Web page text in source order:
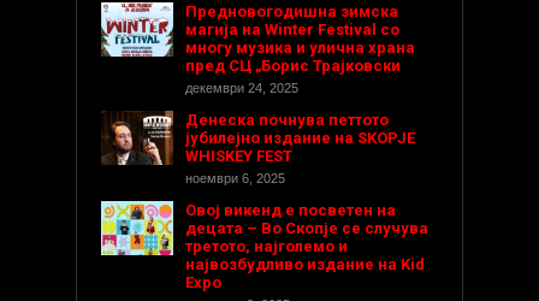
Предновогодишнa зимска
магија на Winter Festival со
многу музика и улична храна
пред СЦ „Борис Трајковски
декември 24, 2025
Денеска почнува петтото
јубилејно издание на SKOPJE
WHISKEY FEST
ноември 6, 2025
Овој викенд е посветен на
децата – Во Скопје се случува
третото, најголемо и
највозбудливо издание на Kid
Expo